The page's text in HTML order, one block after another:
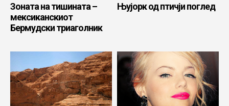
Зоната на тишината –
мексиканскиот
Бермудски триаголник
Њујорк од птичји поглед